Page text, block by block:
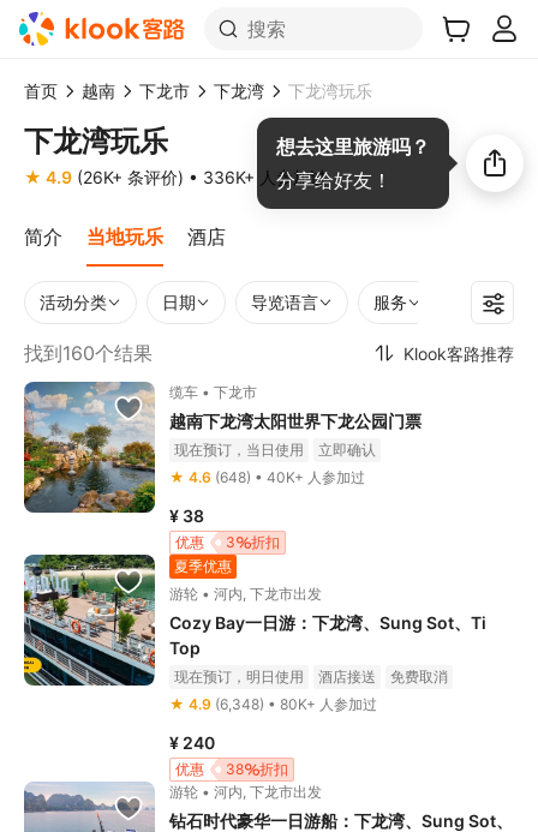
搜索
首页 越南 下龙市 下龙湾 下龙湾玩乐
下龙湾玩乐
★ 4.9 (26K+ 条评价) • 336K+ 人参加过
简介 当地玩乐 酒店
想去这里旅游吗？
分享给好友！
活动分类 日期 导览语言 服务 时长
找到160个结果 Klook客路推荐
缆车 • 下龙市
越南下龙湾太阳世界下龙公园门票
现在预订，当日使用
立即确认
★ 4.6 (648) • 40K+ 人参加过
¥ 38
3 折扣
优惠
夏季优惠
游轮 • 河内, 下龙市出发
Cozy Bay一日游：下龙湾、Sung Sot、Ti
Top
现在预订，明日使用 酒店接送
免费取消
立即确认
★ 4.9 (6,348) • 80K+ 人参加过
¥ 240
38 折扣
优惠
游轮 • 河内, 下龙市出发
钻石时代豪华一日游船：下龙湾、Sung Sot、